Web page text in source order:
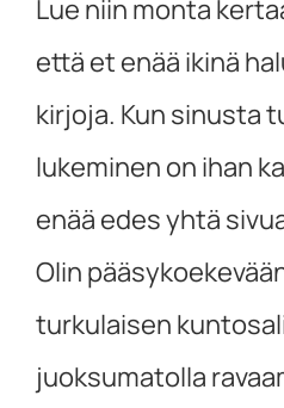
Lue niin monta
että et enää ikinä
kirjoja. Kun sinusta
lukeminen on ihan
enää edes yhtä
Olin
turkulaisen
juoksumatolla